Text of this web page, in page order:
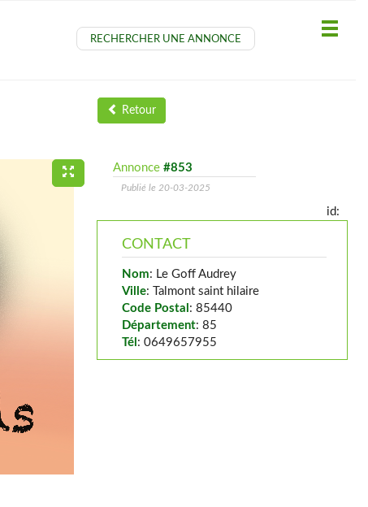
RECHERCHER UNE ANNONCE
Retour
Annonce#853
Publié le 20-03-2025
id:
CONTACT
Nom: Le Goff Audrey
Ville: Talmont saint hilaire
Code Postal : 85440
Département: 85
Tél : 0649657955